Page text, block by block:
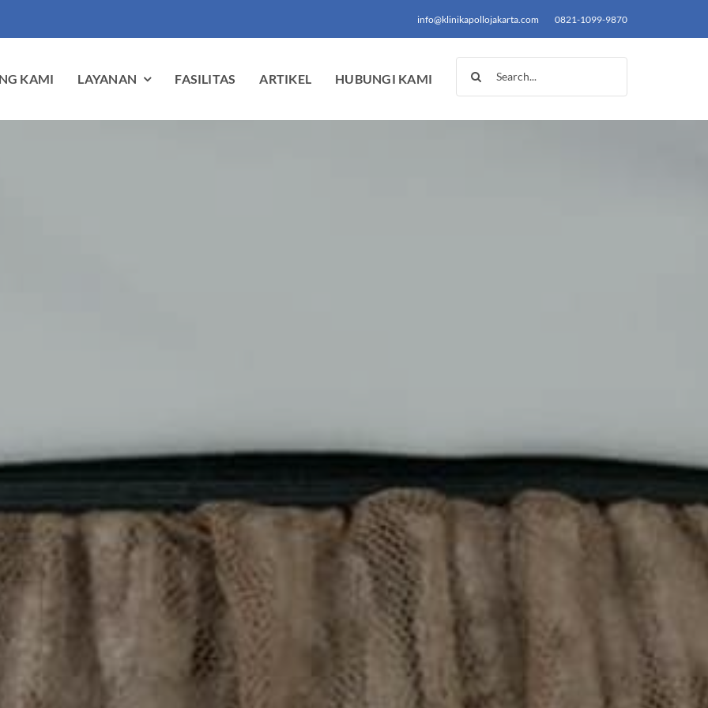
info@klinikapollojakarta.com 0821-1099-9870
KAMI LAYANAN FASILITAS ARTIKEL HUBUNGI KAMI